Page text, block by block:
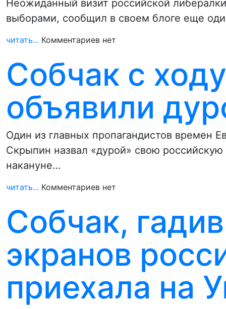
Неожиданный визит российской
выборами, сообщил в своем блоге еще
читать... Комментариев нет
Собчак с
объявили
Один из главных пропагандистов времен
Скрыпин назвал «дурой» свою
накануне…
читать... Комментариев нет
Собчак,
экранов
приехала на